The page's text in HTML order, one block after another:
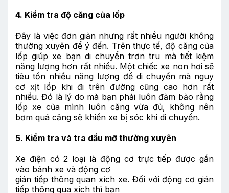
4. Kiểm tra độ căng của lốp
Đây là việc đơn giản nhưng rất nhiều người không
thường xuyên để ý đến. Trên thực tế, độ căng của
lốp giúp xe bạn di chuyển trơn tru mà tiết kiệm
năng lượng hơn rất nhiều. Một chiếc xe non hơi sẽ
tiêu tốn nhiều năng lượng để di chuyển mà nguy
cơ xịt lốp khi đi trên đường cũng cao hơn rất
nhiều. Đó là lý do mà bạn phải luôn đảm bảo rằng
lốp xe của mình luôn căng vừa đủ, không nên
bơm quá căng sẽ khiến xe bị sóc khi di chuyển.
5. Kiểm tra và tra dầu mỡ thường xuyên
Xe điện có 2 loại là động cơ trực tiếp được gắn
vào bánh xe và động cơ
gián tiếp thông quan xích xe. Đối với động cơ gián
tiếp thông qua xích thì bạn